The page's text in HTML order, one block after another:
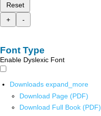
Reset
+
-
Font Type
Enable Dyslexic Font
Downloads expand_more
Download Page (PDF)
Download Full Book (PDF)